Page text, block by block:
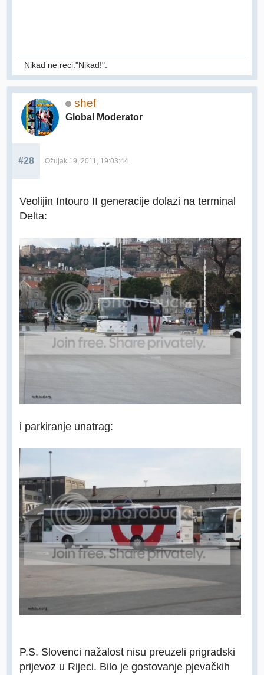
Nikad ne reci:"Nikad!".
shef
Global Moderator
#28 Ožujak 19, 2011, 19:03:44
Veolijin Intouro II generacije dolazi na terminal
Delta:
i parkiranje unatrag:
P.S. Slovenci nažalost nisu preuzeli prigradski
prijevoz u Rijeci. Bilo je gostovanje pjevačkih